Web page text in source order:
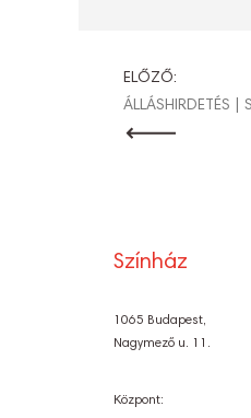
ELŐZŐ:
ÁLLÁSHIRDETÉS |
Színház
1065 Budapest,
Nagymező u. 11.
Központ: